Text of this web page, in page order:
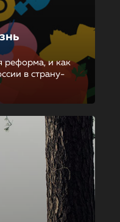
реформа, и как
в страну-